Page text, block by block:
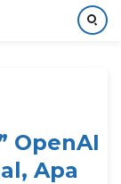
OpenAI
Apa